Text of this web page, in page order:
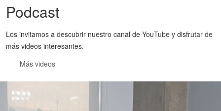
Podcast
Los invitamos a descubrir nuestro canal de YouTube y disfrutar de
más videos interesantes.
Más videos